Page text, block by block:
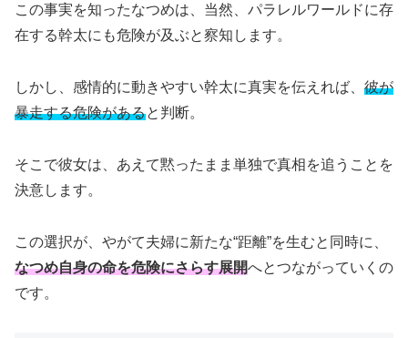
この事実を知ったなつめは、当然、パラレルワールドに存
在する幹太にも危険が及ぶと察知します。
しかし、感情的に動きやすい幹太に真実を伝えれば、 彼が
暴走する危険があると判断。
そこで彼女は、あえて黙ったまま単独で真相を追うことを
決意します。
この選択が、やがて夫婦に新たな“距離”を生むと同時に、
なつめ自身の命を危険にさらす展開へとつながっていくの
です。